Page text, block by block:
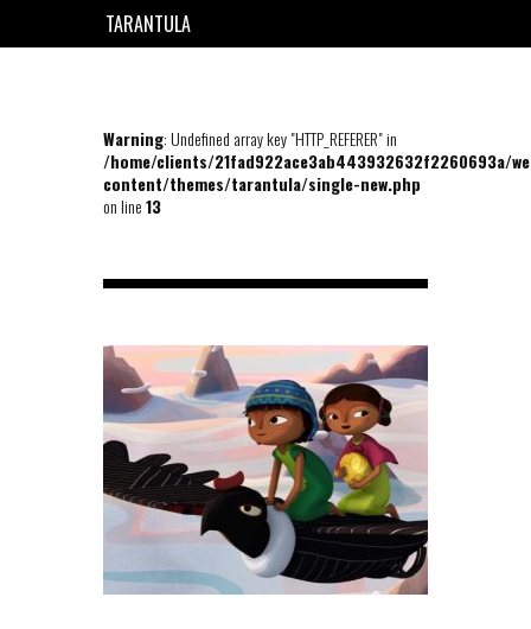
TARANTULA
Warning: Undefined array key "HTTP_REFERER" in
/home/clients/21fad922ace3ab443932632f2260693a/
content/themes/tarantula/single-new.php
on line13